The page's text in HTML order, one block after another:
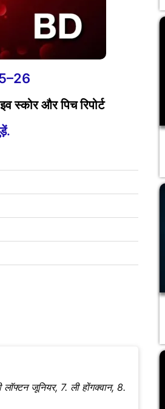
स्कोर और पिच रिपोर्ट
जूनियर, 7. ली होंगक्वान, 8.